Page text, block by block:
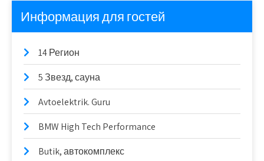
Информация для гостей
14 Регион
5 Звезд, сауна
Avtoelektrik. Guru
BMW High Tech Performance
Butik, автокомплекс